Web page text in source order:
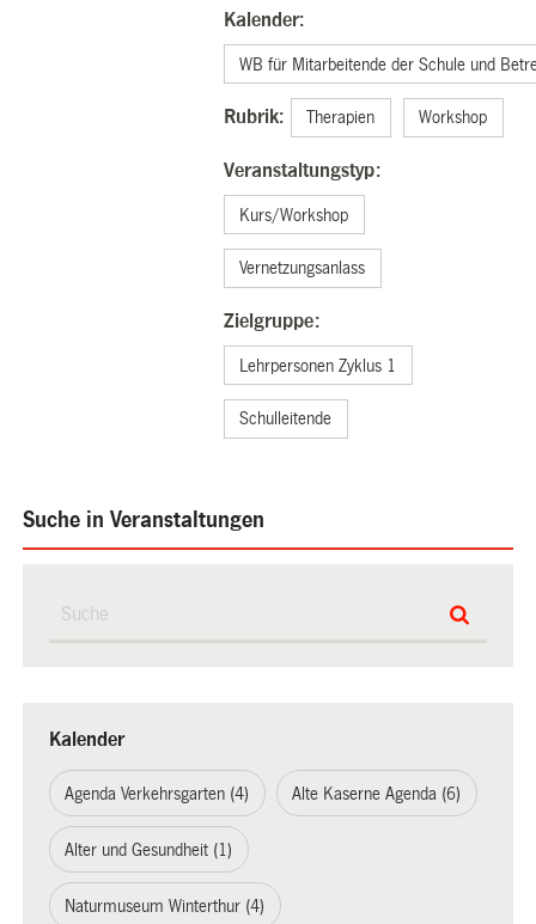
Kalender:
WB für Mitarbeitende der Schule und
Rubrik: Therapien Workshop
Veranstaltungstyp:
Kurs/Workshop
Vernetzungsanlass
Zielgruppe:
Lehrpersonen Zyklus 1
Schulleitende
Suche in Veranstaltungen
Kalender
Agenda Verkehrsgarten (4) Alte Kaserne Agenda (6)
Alter und Gesundheit (1)
Naturmuseum Winterthur (4)